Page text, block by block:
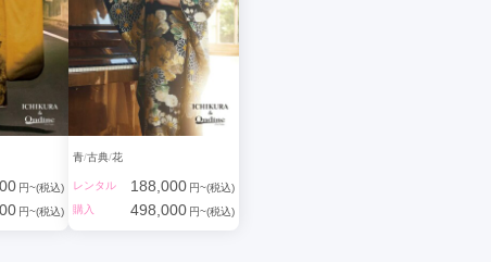
円~(税込)
円~(税込)
青 古典 花
レンタル 188,000 円~(税込)
購入
498,000 円~(税込)